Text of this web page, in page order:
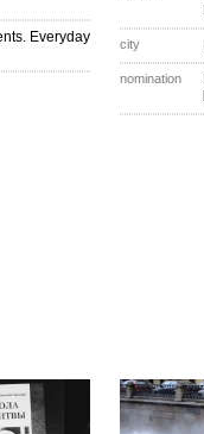
Everyday
city
nomination